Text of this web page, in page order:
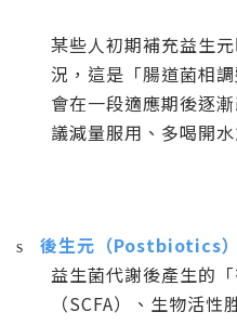
某些人初期補充益生
況，這是「腸道菌相
會在一段適應期後逐
議減量服用、多喝開
s 後生元（Postbiotics）
益生菌代謝後產生的
（SCFA）、生物活性